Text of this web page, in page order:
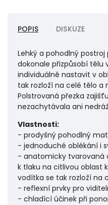
POPIS DISKUZE
Lehký a pohodlný
dokonale přizpůsobí tělu
individuálně nastavit v
tak rozloží na celé tělo a
Polstrovaná přezka
nezachytávala ani
Vlastnosti:
- prodyšný pohodlný
- jednoduché oblékání i
- anatomicky tvarovaná
k tlaku na citlivou oblast
vodítka se tak rozloží na
- reflexní prvky pro
- chladící účinek při